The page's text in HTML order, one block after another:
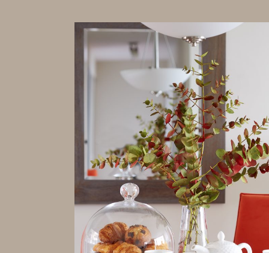
Lundi, 10 Août 2026
16:00 - 17:00 Activité
Club de ping-pong
Joignez-vous à notre club de ping-pong pour des
moments dynamiques et amusants! Que vous